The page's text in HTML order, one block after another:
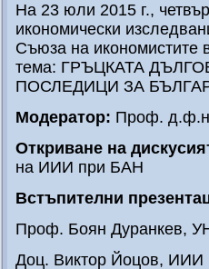
На 23 юли 2015 г.,
икономически
Съюза на икономистите
тема: ГРЪЦКАТА
ПОСЛЕДИЦИ ЗА
Модератор: Проф.
Откриване на
на ИИИ при БАН
Встъпителни
Проф. Боян Дуранкев,
Доц. Виктор Йоцов,